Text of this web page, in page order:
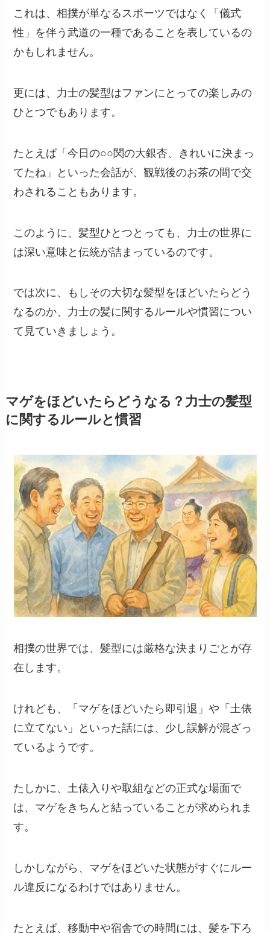
これは、相撲が単なるスポーツではなく「儀式
性」を伴う武道の一種であることを表しているの
かもしれません。
更には、力士の髪型はファンにとっての楽しみの
ひとつでもあります。
たとえば「今日の○○関の大銀杏、きれいに決まっ
てたね」といった会話が、観戦後のお茶の間で交
わされることもあります。
このように、髪型ひとつとっても、力士の世界に
は深い意味と伝統が詰まっているのです。
では次に、もしその大切な髪型をほどいたらどう
なるのか、力士の髪に関するルールや慣習につい
て見ていきましょう。
マゲをほどいたらどうなる？力士の髪型
に関するルールと慣習
相撲の世界では、髪型には厳格な決まりごとが存
在します。
けれども、「マゲをほどいたら即引退」や「土俵
に立てない」といった話には、少し誤解が混ざっ
ているようです。
たしかに、土俵入りや取組などの正式な場面で
は、マゲをきちんと結っていることが求められま
す。
しかしながら、マゲをほどいた状態がすぐにルー
ル違反になるわけではありません。
たとえば、移動中や宿舎での時間には、髪を下ろ